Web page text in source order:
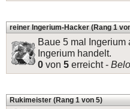
reiner Ingerium-Hacker (Rang 1
Baue 5 mal Ingerium
Ingerium handelt.
0 von 5 erreicht -
Rukimeister (Rang 1 von 5)